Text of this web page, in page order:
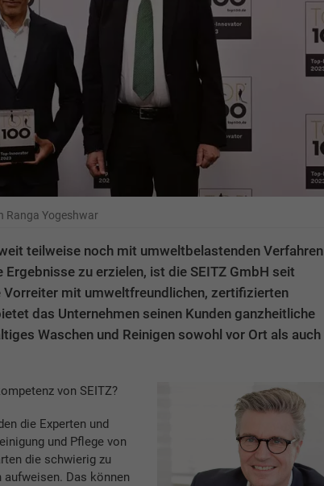
Ranga Yogeshwar
teilweise noch mit umweltbelastenden Verfahren
zu erzielen, ist die SEITZ GmbH seit
mit umweltfreundlichen, zertifizierten
das Unternehmen seinen Kunden ganzheitliche
Waschen und Reinigen sowohl vor Ort als auch
von SEITZ?
die Experten und
und Pflege von
die schwierig zu
Das können